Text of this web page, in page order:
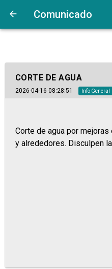
Comunicado
CORTE DE AGUA
2026-04-16 08:28:51 Info General
Corte de agua por
y alrededores. Disculpen